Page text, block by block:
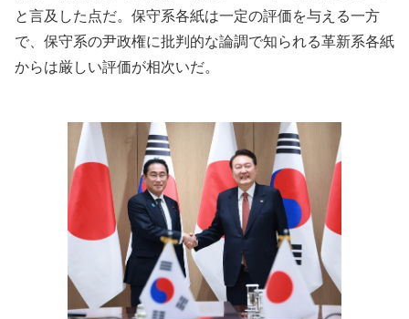
と言及した点だ。保守系各紙は一定の評価を与える一方
で、保守系の尹政権に批判的な論調で知られる革新系各紙
からは厳しい評価が相次いだ。